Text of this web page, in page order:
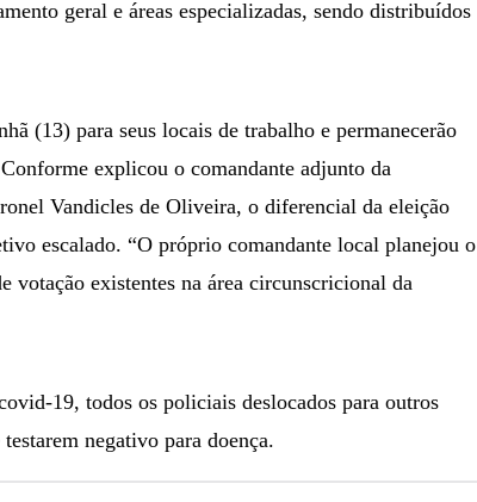
geral e áreas especializadas, sendo distribuídos
(13) para seus locais de trabalho e permanecerão
explicou o comandante adjunto da
Vandicles de Oliveira, o diferencial da eleição
escalado. “O próprio comandante local planejou o
votação existentes na área circunscricional da
19, todos os policiais deslocados para outros
negativo para doença.